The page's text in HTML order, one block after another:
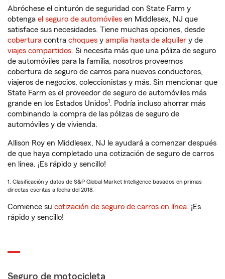
Abróchese el cinturón de seguridad con State Farm y
obtenga el seguro de automóviles en Middlesex, NJ que
satisface sus necesidades. Tiene muchas opciones, desde
cobertura contra choques y amplia hasta de alquiler y de
viajes compartidos. Si necesita más que una póliza de seguro
de automóviles para la familia, nosotros proveemos
cobertura de seguro de carros para nuevos conductores,
viajeros de negocios, coleccionistas y más. Sin mencionar que
State Farm es el proveedor de seguro de automóviles más
grande en los Estados Unidos1 . Podría incluso ahorrar más
combinando la compra de las pólizas de seguro de
automóviles y de vivienda.
Allison Roy en Middlesex, NJ le ayudará a comenzar después
de que haya completado una cotización de seguro de carros
en línea. ¡Es rápido y sencillo!
1. Clasificación y datos de S&P Global Market Intelligence basados en primas
directas escritas a fecha del 2018.
Comience su cotización de seguro de carros en línea. ¡Es
rápido y sencillo!
Seguro de motocicleta